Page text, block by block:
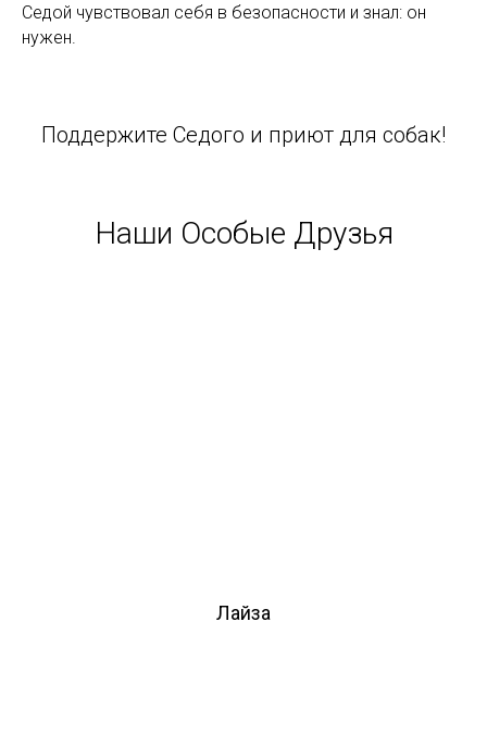
Седой чувствовал себя в безопасности и знал: он
нужен.
Поддержите Седого и приют для собак!
Наши Особые Друзья
Лайза